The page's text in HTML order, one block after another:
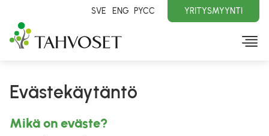
SVE ENG PYCC YRITYSMYYNTI
Evästekäytäntö
Mikä on eväste?